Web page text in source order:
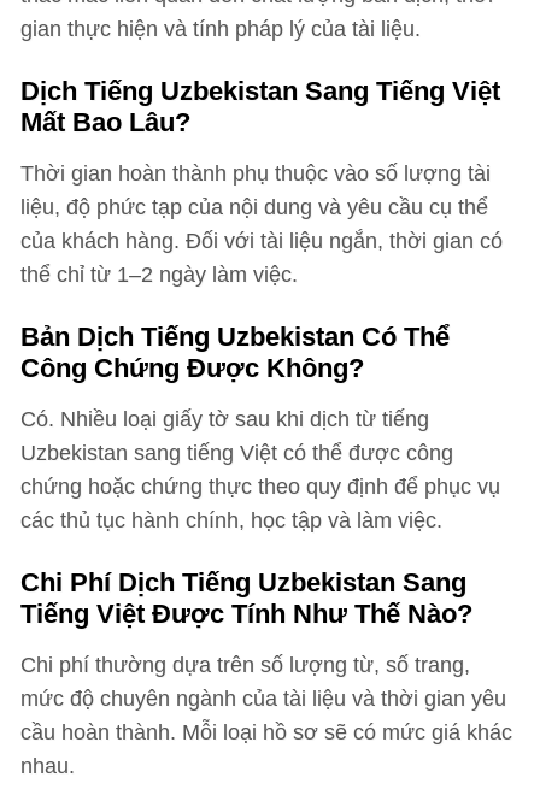
gian thực hiện và tính pháp lý của tài liệu.
Dịch Tiếng Uzbekistan Sang Tiếng Việt
Mất Bao Lâu?
Thời gian hoàn thành phụ thuộc vào số lượng tài
liệu, độ phức tạp của nội dung và yêu cầu cụ thể
của khách hàng. Đối với tài liệu ngắn, thời gian có
thể chỉ từ 1–2 ngày làm việc.
Bản Dịch Tiếng Uzbekistan Có Thể
Công Chứng Được Không?
Có. Nhiều loại giấy tờ sau khi dịch từ tiếng
Uzbekistan sang tiếng Việt có thể được công
chứng hoặc chứng thực theo quy định để phục vụ
các thủ tục hành chính, học tập và làm việc.
Chi Phí Dịch Tiếng Uzbekistan Sang
Tiếng Việt Được Tính Như Thế Nào?
Chi phí thường dựa trên số lượng từ, số trang,
mức độ chuyên ngành của tài liệu và thời gian yêu
cầu hoàn thành. Mỗi loại hồ sơ sẽ có mức giá khác
nhau.